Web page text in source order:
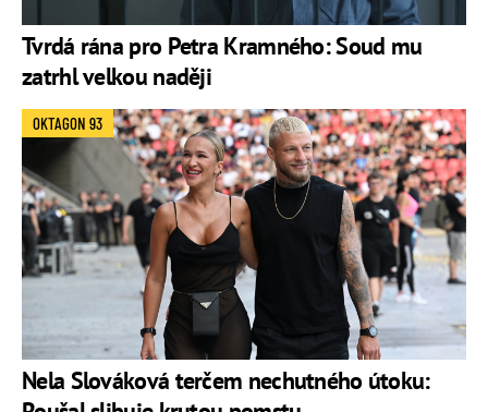
Tvrdá rána pro Petra Kramného: Soud mu
zatrhl velkou naději
Nela Slováková terčem nechutného útoku:
OKTAGON 93